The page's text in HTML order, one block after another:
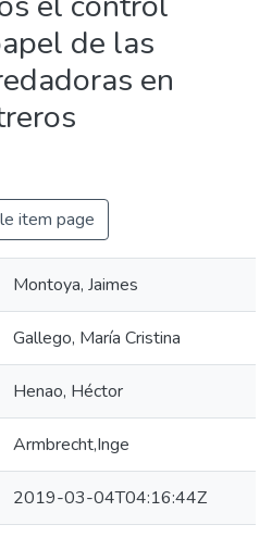
de las
en
item page
Montoya, Jaimes
Gallego, María Cristina
Henao, Héctor
Armbrecht,Inge
2019-03-04T04:16:44Z